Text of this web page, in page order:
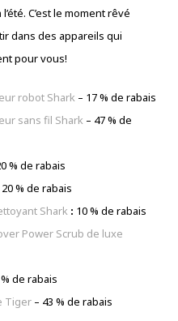
C’est le moment rêvé
dans des appareils qui
pour vous!
robot Shark – 17 % de rabais
sans fil Shark – 47 % de
% de rabais
20 % de rabais
Shark : 10 % de rabais
Power Scrub de luxe
de rabais
Tiger – 43 % de rabais